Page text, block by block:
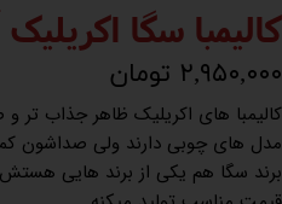
کالیمبا سگا
۲,۹۵۰,۰۰۰ تومان
کالیمبا های اکریلیک ظاهر جذاب
مدل های چوبی دارند ولی صداشون
برند سگا هم یکی از برند هایی هستش